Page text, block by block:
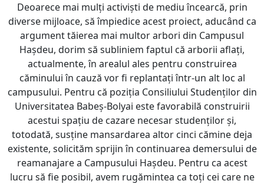
Deoarece mai mulți activiști de mediu încearcă, prin
diverse mijloace, să împiedice acest proiect, aducând ca
argument tăierea mai multor arbori din Campusul
Hașdeu, dorim să subliniem faptul că arborii aflați,
actualmente, în arealul ales pentru construirea
căminului în cauză vor fi replantați într-un alt loc al
campusului. Pentru că poziția Consiliului Studenților din
Universitatea Babeș-Bolyai este favorabilă construirii
acestui spațiu de cazare necesar studenților și,
totodată, susține mansardarea altor cinci cămine deja
existente, solicităm sprijin în continuarea demersului de
reamanajare a Campusului Hașdeu. Pentru ca acest
lucru să fie posibil, avem rugămintea ca toți cei care ne